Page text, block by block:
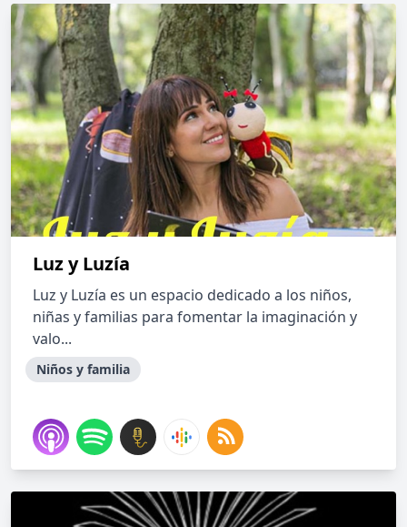
Luz y Luzía
Luz y Luzía es un espacio dedicado a los niños,
niñas y familias para fomentar la imaginación y
valo...
Niños y familia